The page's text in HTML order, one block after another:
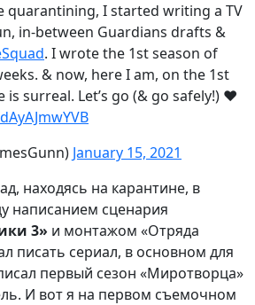
quarantining, I started writing a TV
in-between Guardians drafts &
. I wrote the 1st season of
& now, here I am, on the 1st
surreal. Let’s go (& go safely!) ❤️
January 15, 2021
находясь на карантине, в
написанием сценария
3» и монтажом «Отряда
писать сериал, в основном для
первый сезон «Миротворца»
И вот я на первом съемочном